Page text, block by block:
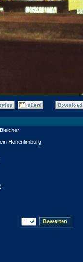
Hohenlimburg